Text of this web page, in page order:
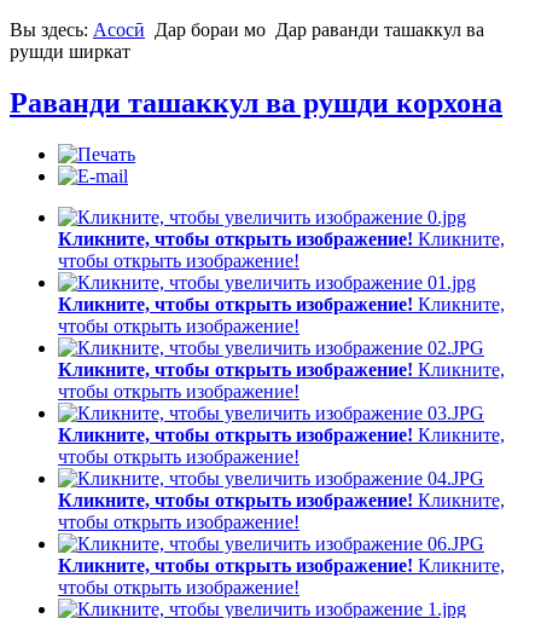
Вы здесь: Асосӣ Дар бораи мо Дар раванди ташаккул ва
рушди ширкат
Раванди ташаккул ва рушди корхона
Кликните, чтобы открыть изображение! Кликните,
чтобы открыть изображение!
Кликните, чтобы открыть изображение! Кликните,
чтобы открыть изображение!
Кликните, чтобы открыть изображение! Кликните,
чтобы открыть изображение!
Кликните, чтобы открыть изображение! Кликните,
чтобы открыть изображение!
Кликните, чтобы открыть изображение! Кликните,
чтобы открыть изображение!
Кликните, чтобы открыть изображение! Кликните,
чтобы открыть изображение!